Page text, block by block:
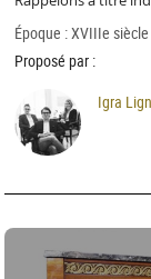
Époque : XVIIIe siècle
Proposé par :
Igra